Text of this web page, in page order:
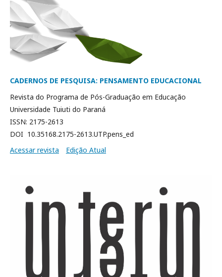
CADERNOS DE PESQUISA: PENSAMENTO EDUCACIONAL
Revista do Programa de Pós-Graduação em Educação
Universidade Tuiuti do Paraná
ISSN: 2175-2613
DOI 10.35168.2175-2613.UTP.pens_ed
Acessar revista
Edição Atual